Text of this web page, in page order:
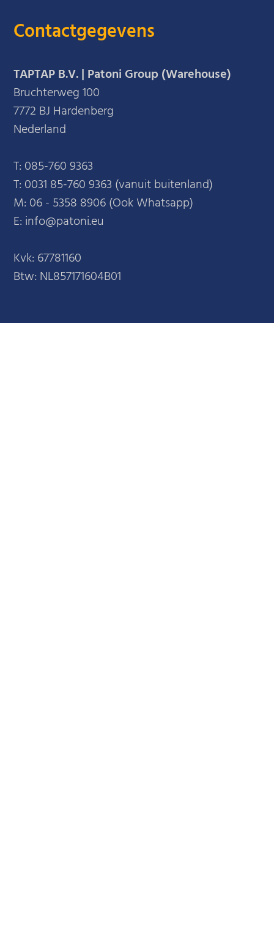
Contactgegevens
TAPTAP B.V. | Patoni Group (Warehouse)
Bruchterweg 100
7772 BJ Hardenberg
Nederland
T: 085-760 9363
T: 0031 85-760 9363 (vanuit buitenland)
M: 06 - 5358 8906 (Ook Whatsapp)
E: info@patoni.eu
Kvk: 67781160
Btw: NL857171604B01